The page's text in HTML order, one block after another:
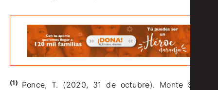
(1) Ponce, T. (2020, 31 de octubre). Monte Sinaí: